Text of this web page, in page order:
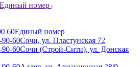
Единый номер
60Единый номер
90-60Сочи, ул. Пластунская 72
90-60Сочи (Строй-Сити), ул. Донская